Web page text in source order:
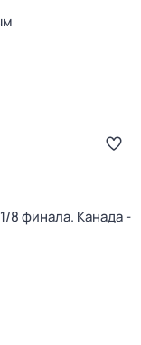
8 финала. Канада -